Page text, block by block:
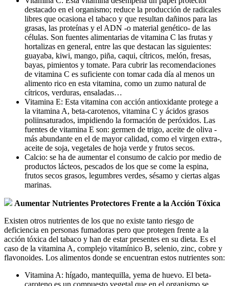
destacado en el organismo; reduce la producción de radicales
libres que ocasiona el tabaco y que resultan dañinos para las
grasas, las proteínas y el ADN -o material genético- de las
células. Son fuentes alimentarias de vitamina C las frutas y
hortalizas en general, entre las que destacan las siguientes:
guayaba, kiwi, mango, piña, caqui, cítricos, melón, fresas,
bayas, pimientos y tomate. Para cubrir las recomendaciones
de vitamina C es suficiente con tomar cada día al menos un
alimento rico en esta vitamina, como un zumo natural de
cítricos, verduras, ensaladas…
Vitamina E: Esta vitamina con acción antioxidante protege a
la vitamina A, beta-carotenos, vitamina C y ácidos grasos
poliinsaturados, impidiendo la formación de peróxidos. Las
fuentes de vitamina E son: germen de trigo, aceite de oliva -
más abundante en el de mayor calidad, como el virgen extra-,
aceite de soja, vegetales de hoja verde y frutos secos.
Calcio: se ha de aumentar el consumo de calcio por medio de
productos lácteos, pescados de los que se come la espina,
frutos secos grasos, legumbres verdes, sésamo y ciertas algas
marinas.
Aumentar Nutrientes Protectores Frente a la Acción Tóxica
Existen otros nutrientes de los que no existe tanto riesgo de
deficiencia en personas fumadoras pero que protegen frente a la
acción tóxica del tabaco y han de estar presentes en su dieta. Es el
caso de la vitamina A, complejo vitamínico B, selenio, zinc, cobre y
flavonoides. Los alimentos donde se encuentran estos nutrientes son:
Vitamina A: hígado, mantequilla, yema de huevo. El beta-
caroteno es un compuesto vegetal que en el organismo se